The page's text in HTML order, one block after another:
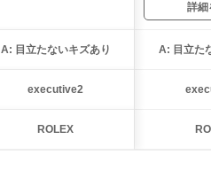
詳細
A: 目立たないキズあり A: 目立た
executive2
ROLEX